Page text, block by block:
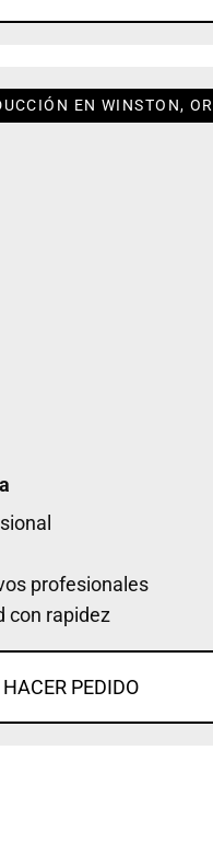
EN WINSTON, OR
profesionales
con rapidez
HACER PEDIDO